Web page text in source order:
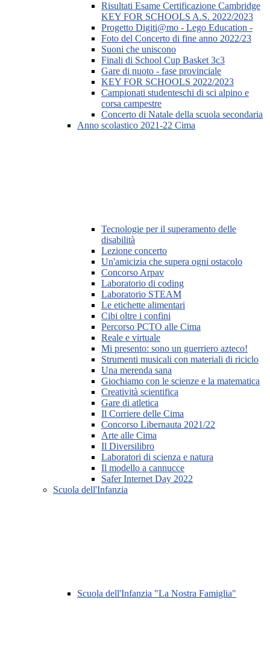
Risultati Esame Certificazione Cambridge
KEY FOR SCHOOLS A.S. 2022/2023
Progetto Digiti@mo - Lego Education -
Foto del Concerto di fine anno 2022/23
Suoni che uniscono
Finali di School Cup Basket 3c3
Gare di nuoto - fase provinciale
KEY FOR SCHOOLS 2022/2023
Campionati studenteschi di sci alpino e
corsa campestre
Concerto di Natale della scuola secondaria
Anno scolastico 2021-22 Cima
Tecnologie per il superamento delle
disabilità
Lezione concerto
Un'amicizia che supera ogni ostacolo
Concorso Arpav
Laboratorio di coding
Laboratorio STEAM
Le etichette alimentari
Cibi oltre i confini
Percorso PCTO alle Cima
Reale e virtuale
Mi presento: sono un guerriero azteco!
Strumenti musicali con materiali di riciclo
Una merenda sana
Giochiamo con le scienze e la matematica
Creatività scientifica
Gare di atletica
Il Corriere delle Cima
Concorso Libernauta 2021/22
Arte alle Cima
Il Diversilibro
Laboratori di scienza e natura
Il modello a cannucce
Safer Internet Day 2022
Scuola dell'Infanzia
Scuola dell'Infanzia "La Nostra Famiglia"